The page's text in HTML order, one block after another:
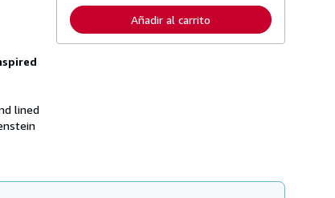
lined
e
a
v
f
o
r
e
Añadir al carrito